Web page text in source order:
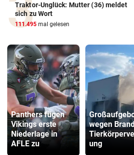
Traktor-Unglück: Mutter (36) meldet
sich zu Wort
111.495 mal gelesen
Panthers fügen
Vikings erste
Niederlage in
AFLE zu
wegen
ung